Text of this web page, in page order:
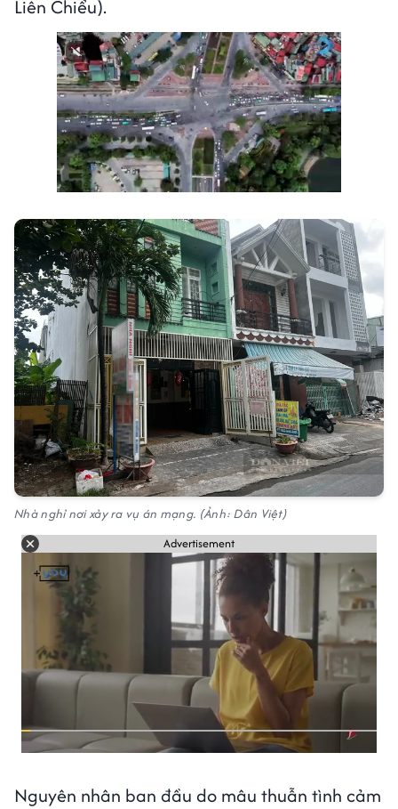
Liên Chiểu).
Nhà nghỉ nơi xảy ra vụ án mạng. (Ảnh: Dân Việt)
Advertisement
Nguyên nhân ban đầu do mâu thuẫn tình cảm